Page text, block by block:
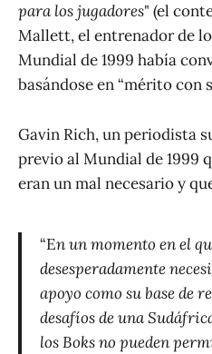
para los jugadores" (el
Mallett, el entrenador de
Mundial de 1999 había
basándose en “mérito con
Gavin Rich, un periodista
previo al Mundial de 1999
eran un mal necesario y
“En un momento en el
desesperadamente
apoyo como su base de
desafíos de una
los Boks no pueden